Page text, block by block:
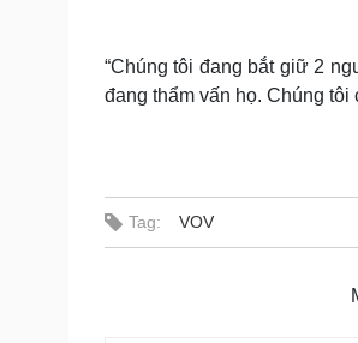
“Chúng tôi đang bắt giữ 2
đang thẩm vấn họ. Chúng
Tag: VOV